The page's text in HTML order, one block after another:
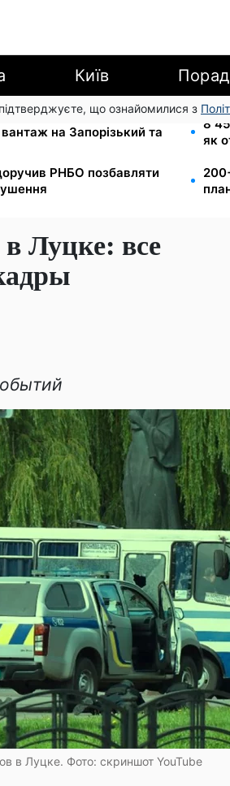
Київ
що ознайомилися з
для реанімації:
на Запорізький та
8
як
РНБО позбавляти
в Луцке: все
в Луцке. Фото: скриншот YouTube